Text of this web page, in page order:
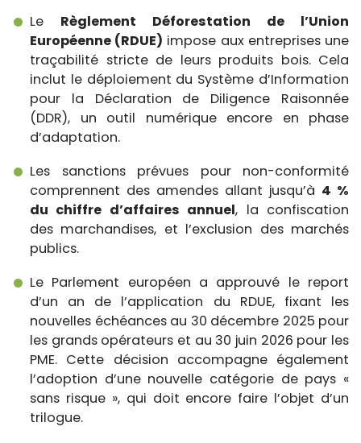
Le Règlement Déforestation de l’Union
Européenne (RDUE) impose aux entreprises une
traçabilité stricte de leurs produits bois. Cela
inclut le déploiement du Système d’Information
pour la Déclaration de Diligence Raisonnée
(DDR), un outil numérique encore en phase
d’adaptation.
Les sanctions prévues pour non-conformité
comprennent des amendes allant jusqu’à 4 %
du chiffre d’affaires annuel, la confiscation
des marchandises, et l’exclusion des marchés
publics.
Le Parlement européen a approuvé le report
d’un an de l’application du RDUE, fixant les
nouvelles échéances au 30 décembre 2025 pour
les grands opérateurs et au 30 juin 2026 pour les
PME. Cette décision accompagne également
l’adoption d’une nouvelle catégorie de pays «
sans risque », qui doit encore faire l’objet d’un
trilogue.